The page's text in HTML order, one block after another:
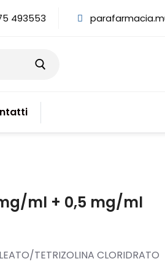
493553
ml + 0,5 mg/ml
TETRIZOLINA CLORIDRATO